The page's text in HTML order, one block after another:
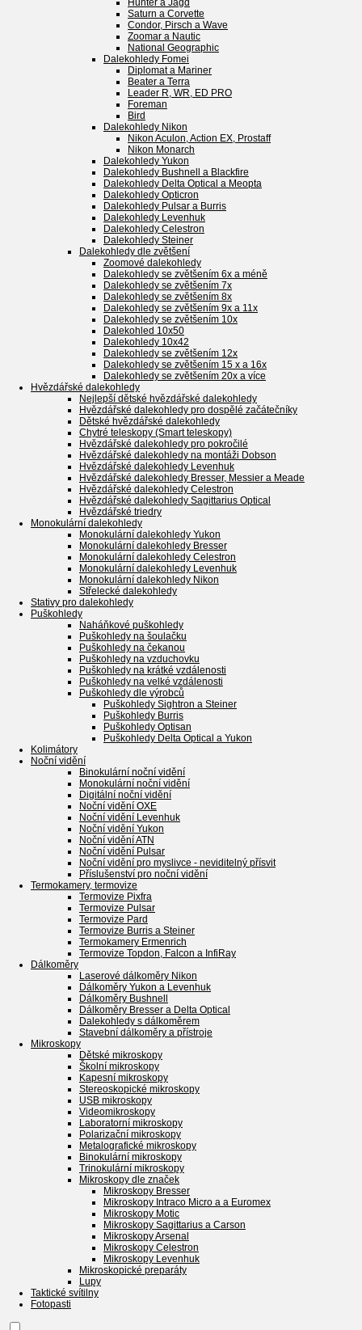
Hunter a Jagd
Saturn a Corvette
Condor, Pirsch a Wave
Zoomar a Nautic
National Geographic
Dalekohledy Fomei
Diplomat a Mariner
Beater a Terra
Leader R, WR, ED PRO
Foreman
Bird
Dalekohledy Nikon
Nikon Aculon, Action EX, Prostaff
Nikon Monarch
Dalekohledy Yukon
Dalekohledy Bushnell a Blackfire
Dalekohledy Delta Optical a Meopta
Dalekohledy Opticron
Dalekohledy Pulsar a Burris
Dalekohledy Levenhuk
Dalekohledy Celestron
Dalekohledy Steiner
Dalekohledy dle zvětšení
Zoomové dalekohledy
Dalekohledy se zvětšením 6x a méně
Dalekohledy se zvětšením 7x
Dalekohledy se zvětšením 8x
Dalekohledy se zvětšením 9x a 11x
Dalekohledy se zvětšením 10x
Dalekohled 10x50
Dalekohledy 10x42
Dalekohledy se zvětšením 12x
Dalekohledy se zvětšením 15 x a 16x
Dalekohledy se zvětšením 20x a více
Hvězdářské dalekohledy
Nejlepší dětské hvězdářské dalekohledy
Hvězdářské dalekohledy pro dospělé začátečníky
Dětské hvězdářské dalekohledy
Chytré teleskopy (Smart teleskopy)
Hvězdářské dalekohledy pro pokročilé
Hvězdářské dalekohledy na montáži Dobson
Hvězdářské dalekohledy Levenhuk
Hvězdářské dalekohledy Bresser, Messier a Meade
Hvězdářské dalekohledy Celestron
Hvězdářské dalekohledy Sagittarius Optical
Hvězdářské triedry
Monokulární dalekohledy
Monokulární dalekohledy Yukon
Monokulární dalekohledy Bresser
Monokulární dalekohledy Celestron
Monokulární dalekohledy Levenhuk
Monokulární dalekohledy Nikon
Střelecké dalekohledy
Stativy pro dalekohledy
Puškohledy
Naháňkové puškohledy
Puškohledy na šoulačku
Puškohledy na čekanou
Puškohledy na vzduchovku
Puškohledy na krátké vzdálenosti
Puškohledy na velké vzdálenosti
Puškohledy dle výrobců
Puškohledy Sightron a Steiner
Puškohledy Burris
Puškohledy Optisan
Puškohledy Delta Optical a Yukon
Kolimátory
Noční vidění
Binokulární noční vidění
Monokulární noční vidění
Digitální noční vidění
Noční vidění OXE
Noční vidění Levenhuk
Noční vidění Yukon
Noční vidění ATN
Noční vidění Pulsar
Noční vidění pro myslivce - neviditelný přísvit
Příslušenství pro noční vidění
Termokamery, termovize
Termovize Pixfra
Termovize Pulsar
Termovize Pard
Termovize Burris a Steiner
Termokamery Ermenrich
Termovize Topdon, Falcon a InfiRay
Dálkoměry
Laserové dálkoměry Nikon
Dálkoměry Yukon a Levenhuk
Dálkoměry Bushnell
Dálkoměry Bresser a Delta Optical
Dalekohledy s dálkoměrem
Stavební dálkoměry a přístroje
Mikroskopy
Dětské mikroskopy
Školní mikroskopy
Kapesní mikroskopy
Stereoskopické mikroskopy
USB mikroskopy
Videomikroskopy
Laboratorní mikroskopy
Polarizační mikroskopy
Metalografické mikroskopy
Binokulární mikroskopy
Trinokulární mikroskopy
Mikroskopy dle značek
Mikroskopy Bresser
Mikroskopy Intraco Micro a a Euromex
Mikroskopy Motic
Mikroskopy Sagittarius a Carson
Mikroskopy Arsenal
Mikroskopy Celestron
Mikroskopy Levenhuk
Mikroskopické preparáty
Lupy
Taktické svítilny
Fotopasti